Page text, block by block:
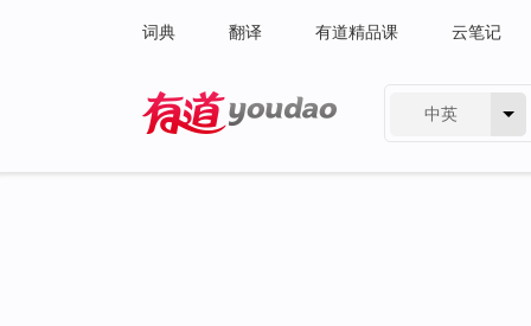
词典 翻译 有道精品课 云笔记
中英